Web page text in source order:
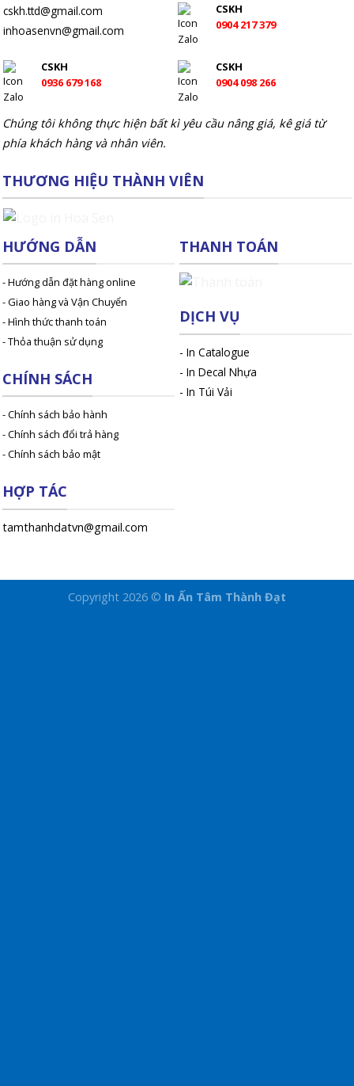
cskh.ttd@gmail.com
inhoasenvn@gmail.com
CSKH
0904 217 379
CSKH
0936 679 168
CSKH
0904 098 266
Chúng tôi không thực hiện bất kì yêu cầu nâng giá, kê giá từ
phía khách hàng và nhân viên.
THƯƠNG HIỆU THÀNH VIÊN
HƯỚNG DẪN
- Hướng dẫn đặt hàng online
- Giao hàng và Vận Chuyển
- Hình thức thanh toán
- Thỏa thuận sử dụng
CHÍNH SÁCH
- Chính sách bảo hành
- Chính sách đổi trả hàng
- Chính sách bảo mật
HỢP TÁC
tamthanhdatvn@gmail.com
THANH TOÁN
DỊCH VỤ
- In Catalogue
- In Decal Nhựa
- In Túi Vải
Copyright 2026 © In Ấn Tâm Thành Đạt